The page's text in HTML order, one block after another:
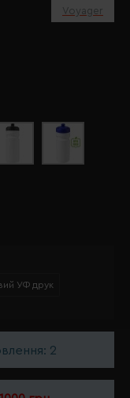
Voyager
УФ друк
2